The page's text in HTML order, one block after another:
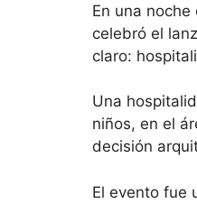
En una
celebró el
claro:
Una
niños, en el
decisión
El evento fue